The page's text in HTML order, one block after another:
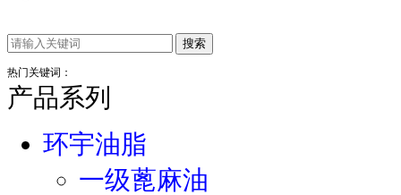
热门关键词：
产品系列
环宇油脂
一级蓖麻油